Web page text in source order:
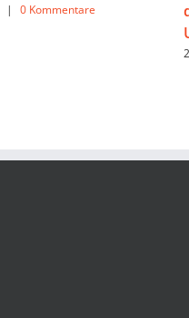
| 0 Kommentare